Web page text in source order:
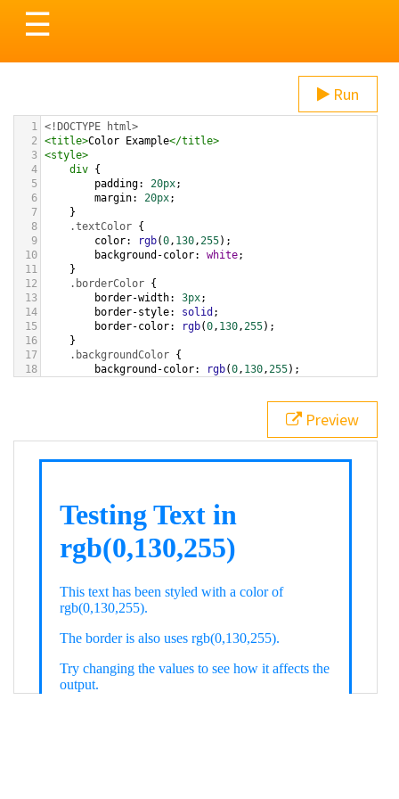
Toggle
navigation
☰
Run
1 <!DOCTYPE html>
2
<title>Color Example</title>
3 <style>
4
div {
5
padding: 20px;
6
margin: 20px;
7
}
8
.textColor {
9
color: rgb(0, 130,255);
10
background-color: white;
11
}
12
.borderColor {
13
border-width: 3px;
14
border-style: solid ;
15
border-color: rgb(0, 130,255);
16
}
17
.backgroundColor {
18
background-color: rgb(0, 130,255);
bottom ,
white, rgb(0,130,255));
div class="textColor borderColor"
< h1>Testing Text in rgb(0,130,255)
Preview